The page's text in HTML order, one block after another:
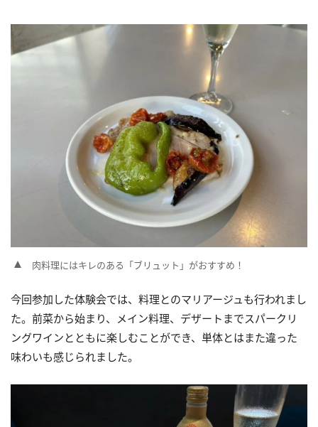
肉料理にはキレのある「ブリュット」がおすすめ！
今回参加した体験会では、料理とのマリアージュも行われまし
た。前菜から始まり、メイン料理、デザートまでスパークリ
ングワインとともに楽しむことができ、単体とはまた違った
味わいも感じられました。